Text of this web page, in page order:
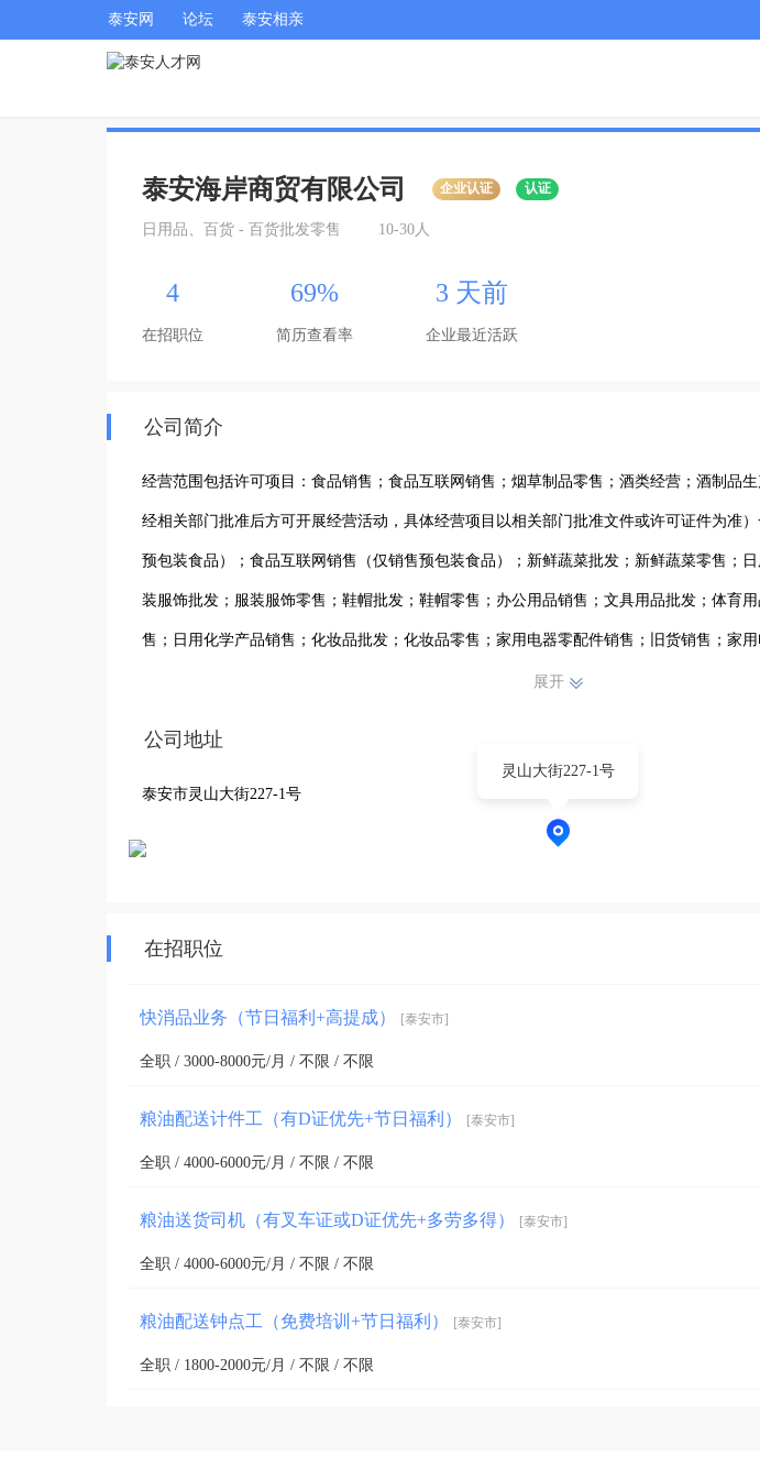
泰安网 论坛 泰安相亲
泰安海岸商贸有限公司 企业认证 认证
日用品、百货 - 百货批发零售 10-30人
4
在招职位
69%
简历查看率
3 天前
企业最近活跃
公司简介
经营范围包括许可项目：食品销售；食品互联网销售；烟草制品零售；酒类经营；酒制品生
经相关部门批准后方可开展经营活动，具体经营项目以相关部门批准文件或许可证件为准
预包装食品）；食品互联网销售（仅销售预包装食品）；新鲜蔬菜批发；新鲜蔬菜零售；
装服饰批发；服装服饰零售；鞋帽批发；鞋帽零售；办公用品销售；文具用品批发；体育
售；日用化学产品销售；化妆品批发；化妆品零售；家用电器零配件销售；旧货销售；家
纺织品及原料销售；个人卫生用品销售；五金产品零售；五金产品批发；厨具卫具及日用
展开
公司地址
泰安市灵山大街227-1号
灵山大街227-1号
在招职位
快消品业务（节日福利+高提成） [泰安市]
全职 / 3000-8000元/月 / 不限 / 不限
粮油配送计件工（有D证优先+节日福利） [泰安市]
全职 / 4000-6000元/月 / 不限 / 不限
粮油送货司机（有叉车证或D证优先+多劳多得） [泰安市]
全职 / 4000-6000元/月 / 不限 / 不限
粮油配送钟点工（免费培训+节日福利） [泰安市]
全职 / 1800-2000元/月 / 不限 / 不限